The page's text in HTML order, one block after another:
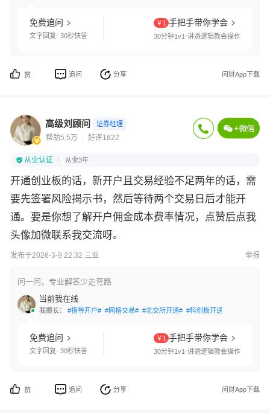
免费追问
文字回复· 30秒快答
￥1 手把手带你学会
30分钟1v1·讲透逻辑教会操作
赞 追问 分享 问财App下载
高级刘顾问 证券经理
帮助5.5万 好评1822
从业认证 从业3年
开通创业板的话，新开户且交易经验不足两年的话，需
要先签署风险揭示书，然后等待两个交易日后才能开
通。要是你想了解开户佣金成本费率情况，点赞后点我
头像加微联系我交流呀。
发布于2026-3-9 22:32 三亚 举报
问一问，专业解答少走弯路
当前我在线
我擅长： #指导开户# #网格交易# #北交所开通# #科创板开通#
免费追问
文字回复· 30秒快答
￥1 手把手带你学会
30分钟1v1·讲透逻辑教会操作
赞 追问 分享 问财App下载